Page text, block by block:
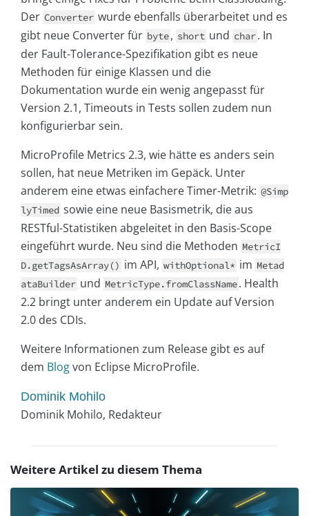
Der Converter wurde ebenfalls überarbeitet und es
gibt neue Converter für byte, short und char. In
der Fault-Tolerance-Spezifikation gibt es neue
Methoden für einige Klassen und die
Dokumentation wurde ein wenig angepasst für
Version 2.1, Timeouts in Tests sollen zudem nun
konfigurierbar sein.
MicroProfile Metrics 2.3, wie hätte es anders sein
sollen, hat neue Metriken im Gepäck. Unter
anderem eine etwas einfachere Timer-Metrik: @Simp
lyTimed sowie eine neue Basismetrik, die aus
RESTful-Statistiken abgeleitet in den Basis-Scope
eingeführt wurde. Neu sind die Methoden MetricI
D.getTagsAsArray() im API, withOptional* im Metad
ataBuilder und MetricType.fromClassName. Health
2.2 bringt unter anderem ein Update auf Version
2.0 des CDIs.
Weitere Informationen zum Release gibt es auf
dem Blogvon Eclipse MicroProfile.
Dominik Mohilo
Dominik Mohilo, Redakteur
Weitere Artikel zu diesem Thema